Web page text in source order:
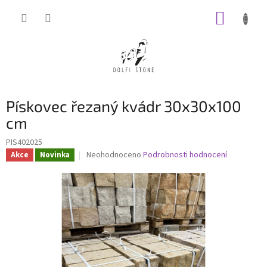
Pískovec řezaný kvádr 30x30x100
cm
PIS402025
Akce Novinka
Průměrné
produktu
je
0,0
z
5
hvězdiček.
Neohodnoceno Podrobnosti hodnocení